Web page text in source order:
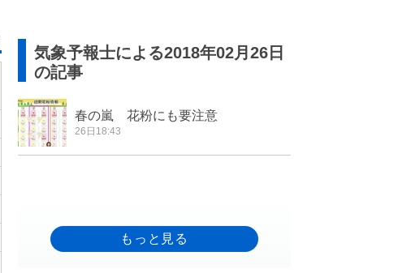
気象予報士による2018年02月26日
の記事
春の嵐 花粉にも要注意
26日18:43